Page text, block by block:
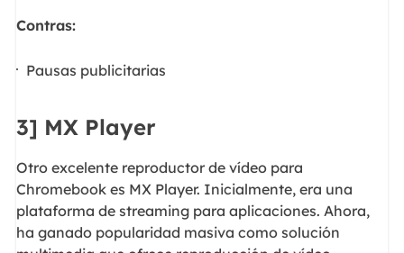
Contras:
Pausas publicitarias
3] MX Player
Otro excelente reproductor de vídeo para
Chromebook es MX Player. Inicialmente, era una
plataforma de streaming para aplicaciones. Ahora,
ha ganado popularidad masiva como solución